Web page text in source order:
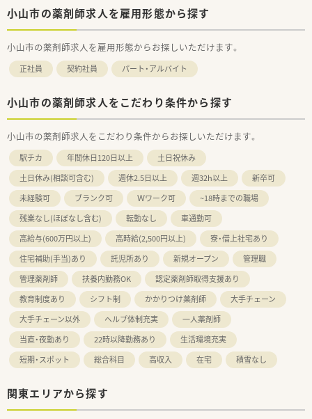
小山市の薬剤師求人を雇用形態から探す
小山市の薬剤師求人を雇用形態からお探しいただけます。
正社員 契約社員 パート・アルバイト
小山市の薬剤師求人をこだわり条件から探す
小山市の薬剤師求人をこだわり条件からお探しいただけます。
駅チカ 年間休日120日以上
土日祝休み
土日休み(相談可含む)
週休2.5日以上 週32h以上
新卒可
未経験可
ブランク可 Ｗワーク可
~18時までの職場
残業なし(ほぼなし含む)
転勤なし
車通勤可
高給与(600万円以上)
高時給(2,500円以上)
寮・借上社宅あり
住宅補助(手当)あり
託児所あり 新規オープン
管理職
管理薬剤師
扶養内勤務OK
認定薬剤師取得支援あり
教育制度あり
シフト制 かかりつけ薬剤師
大手チェーン
大手チェーン以外
ヘルプ体制充実
一人薬剤師
当直・夜勤あり
22時以降勤務あり
生活環境充実
短期・スポット
総合科目 高収入 在宅 積雪なし
関東エリアから探す